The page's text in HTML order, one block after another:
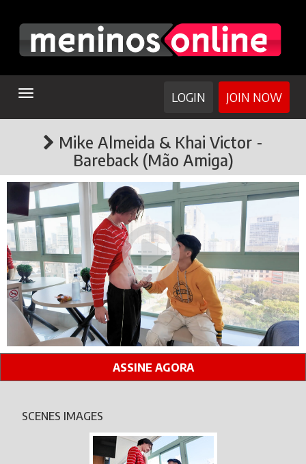
TOGGLE
JOIN NOW
LOGIN
Mike Almeida & Khai Victor -
Bareback (Mão Amiga)
ASSINE AGORA
SCENES IMAGES